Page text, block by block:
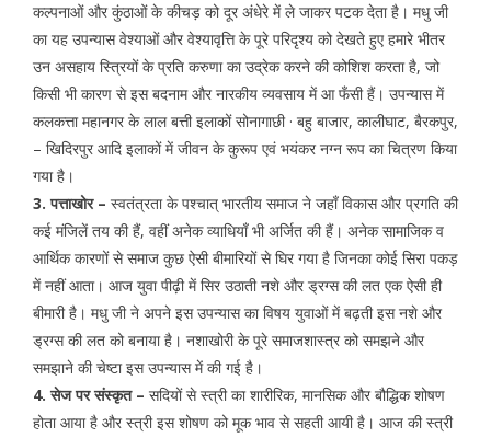
कल्पनाओं और कुंठाओं के कीचड़ को दूर अंधेरे में ले जाकर पटक देता है। मधु जी
का यह उपन्यास वेश्याओं और वेश्यावृत्ति के पूरे परिदृश्य को देखते हुए हमारे भीतर
उन असहाय स्त्रियों के प्रति करुणा का उद्रेक करने की कोशिश करता है, जो
किसी भी कारण से इस बदनाम और नारकीय व्यवसाय में आ फँसी हैं। उपन्यास में
कलकत्ता महानगर के लाल बत्ती इलाकों सोनागाछी · बहु बाजार, कालीघाट, बैरकपुर,
– खिदिरपुर आदि इलाकों में जीवन के कुरूप एवं भयंकर नग्न रूप का चित्रण किया
गया है।
3. पत्ताखोर – स्वतंत्रता के पश्चात् भारतीय समाज ने जहाँ विकास और प्रगति की
कई मंजिलें तय की हैं, वहीं अनेक व्याधियाँ भी अर्जित की हैं। अनेक सामाजिक व
आर्थिक कारणों से समाज कुछ ऐसी बीमारियों से घिर गया है जिनका कोई सिरा पकड़
में नहीं आता। आज युवा पीढ़ी में सिर उठाती नशे और ड्रग्स की लत एक ऐसी ही
बीमारी है। मधु जी ने अपने इस उपन्यास का विषय युवाओं में बढ़ती इस नशे और
ड्रग्स की लत को बनाया है। नशाखोरी के पूरे समाजशास्त्र को समझने और
समझाने की चेष्टा इस उपन्यास में की गई है।
4. सेज पर संस्कृत – सदियों से स्त्री का शारीरिक, मानसिक और बौद्धिक शोषण
होता आया है और स्त्री इस शोषण को मूक भाव से सहती आयी है। आज की स्त्री